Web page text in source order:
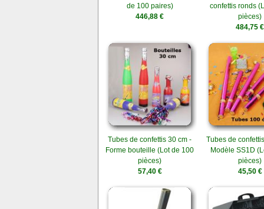
de 100 paires)
446,88 €
confettis ronds
pièces)
484,75 €
Tubes de confettis 30 cm -
Forme bouteille (Lot de 100
pièces)
57,40 €
Tubes de
Modèle SS1D
pièces)
45,50 €